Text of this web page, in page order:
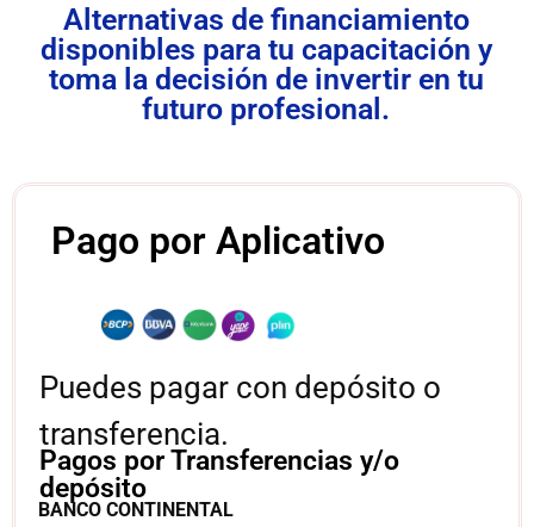
Alternativas de financiamiento
disponibles para tu capacitación y
toma la decisión de invertir en tu
futuro profesional.
Pago por Aplicativo
Puedes pagar con depósito o
transferencia.
BANCO CONTINENTAL
Pagos por Transferencias y/o
depósito